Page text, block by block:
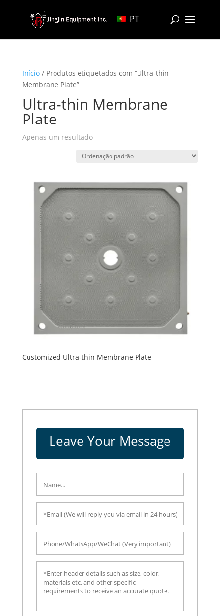
PT
Início/ Produtos etiquetados com “Ultra-thin
Membrane Plate”
Ultra-thin Membrane
Plate
Apenas um resultado
Customized Ultra-thin Membrane Plate
Leave Your Message